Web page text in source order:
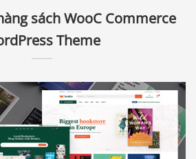
sách WooC Commerce
Theme